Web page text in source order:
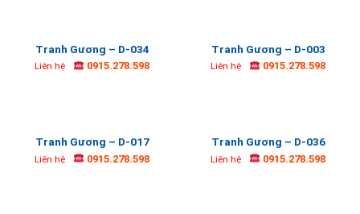
Tranh Gương – D-034
Liên hệ 0915.278.598
Tranh Gương – D-003
Liên hệ 0915.278.598
Tranh Gương – D-017
Liên hệ 0915.278.598
Tranh Gương – D-036
Liên hệ 0915.278.598